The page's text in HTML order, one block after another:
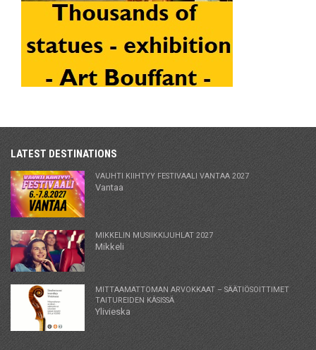
LATEST DESTINATIONS
VAUHTI KIIHTYY FESTIVAALI VANTAA 2027
Vantaa
MIKKELIN MUSIIKKIJUHLAT 2027
Mikkeli
MITTAAMATTOMAN ARVOKKAAT – SÄÄTIÖSOITTIMET
TAITUREIDEN KÄSISSÄ
Ylivieska